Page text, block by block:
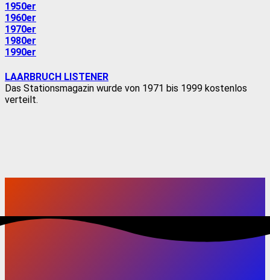
1950er
1960er
1970er
1980er
1990er
LAARBRUCH LISTENER
Das Stationsmagazin wurde von 1971 bis 1999 kostenlos
verteilt.